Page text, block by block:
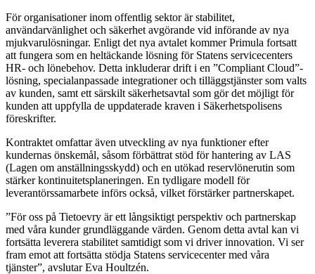
För organisationer inom offentlig sektor är stabilitet,
användarvänlighet och säkerhet avgörande vid införande av nya
mjukvarulösningar. Enligt det nya avtalet kommer Primula fortsatt
att fungera som en heltäckande lösning för Statens servicecenters
HR- och lönebehov. Detta inkluderar drift i en ”Compliant Cloud”-
lösning, specialanpassade integrationer och tilläggstjänster som valts
av kunden, samt ett särskilt säkerhetsavtal som gör det möjligt för
kunden att uppfylla de uppdaterade kraven i Säkerhetspolisens
föreskrifter.
Kontraktet omfattar även utveckling av nya funktioner efter
kundernas önskemål, såsom förbättrat stöd för hantering av LAS
(Lagen om anställningsskydd) och en utökad reservlönerutin som
stärker kontinuitetsplaneringen. En tydligare modell för
leverantörssamarbete införs också, vilket förstärker partnerskapet.
”För oss på Tietoevry är ett långsiktigt perspektiv och partnerskap
med våra kunder grundläggande värden. Genom detta avtal kan vi
fortsätta leverera stabilitet samtidigt som vi driver innovation. Vi ser
fram emot att fortsätta stödja Statens servicecenter med våra
tjänster”, avslutar Eva Houltzén.